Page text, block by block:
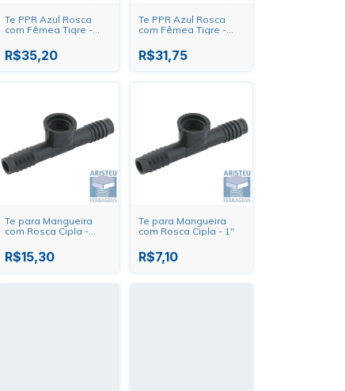
Te PPR Azul Rosca
com Fêmea Tigre -
R$35,20
Te PPR Azul Rosca
com Fêmea Tigre -
R$31,75
Te para Mangueira
com Rosca Cipla -
R$15,30
Te para Mangueira
com Rosca Cipla - 1"
R$7,10